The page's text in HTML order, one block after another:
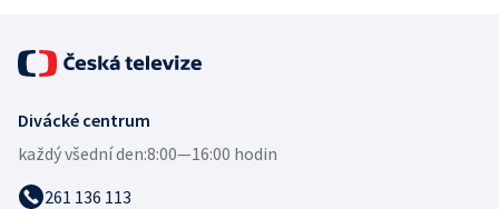
Divácké centrum
každý všední den:8:00—16:00 hodin
261 136 113